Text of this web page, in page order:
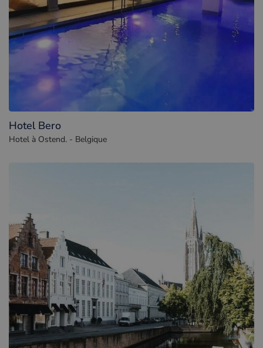
Hotel Bero
Hotel à Ostend. - Belgique